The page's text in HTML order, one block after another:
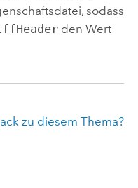
sodass
den Wert
zu diesem Thema?